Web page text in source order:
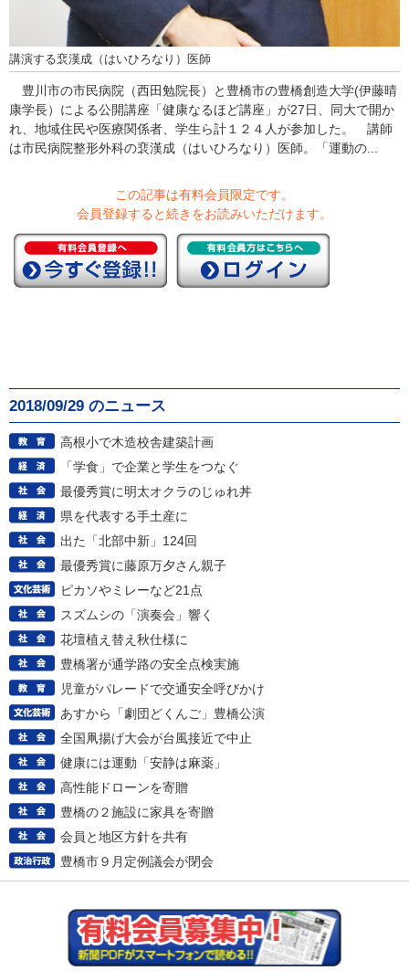
講演する裵漢成（はいひろなり）医師
豊川市の市民病院（西田勉院長）と豊橋市の豊橋創造大学(伊藤晴
康学長）による公開講座「健康なるほど講座」が27日、同大で開か
れ、地域住民や医療関係者、学生ら計１２４人が参加した。 講師
は市民病院整形外科の裵漢成（はいひろなり）医師。「運動の...
この記事は有料会員限定です。
会員登録すると続きをお読みいただけます。
2018/09/29 のニュース
高根小で木造校舎建築計画
「学食」で企業と学生をつなぐ
最優秀賞に明太オクラのじゅれ丼
県を代表する手土産に
出た「北部中新」124回
最優秀賞に藤原万夕さん親子
ピカソやミレーなど21点
スズムシの「演奏会」響く
花壇植え替え秋仕様に
豊橋署が通学路の安全点検実施
児童がパレードで交通安全呼びかけ
あすから「劇団どくんご」豊橋公演
全国凧揚げ大会が台風接近で中止
健康には運動「安静は麻薬」
高性能ドローンを寄贈
豊橋の２施設に家具を寄贈
会員と地区方針を共有
豊橋市９月定例議会が閉会